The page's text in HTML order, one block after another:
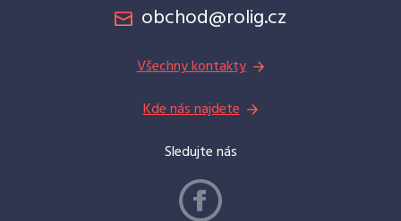
obchod@rolig.cz
Všechny kontakty
Kde nás najdete
Sledujte nás